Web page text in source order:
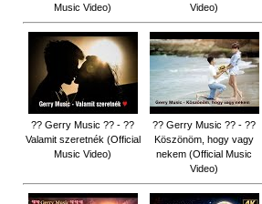
Music Video)
Video)
?? Gerry Music ?? - ??
Valamit szeretnék (Official
Music Video)
?? Gerry Music ?? - ??
Köszönöm, hogy vagy
nekem (Official Music
Video)